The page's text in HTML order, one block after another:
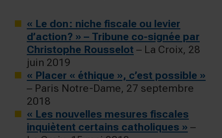
« Le don : niche fiscale ou levier
d’action ? » – Tribune co-signée par
Christophe Rousselot – La Croix, 28
juin 2019
« Placer « éthique », c’est possible »
– Paris Notre-Dame, 27 septembre
2018
« Les nouvelles mesures fiscales
inquiètent certains catholiques » –